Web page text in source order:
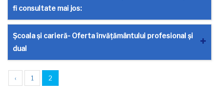
fi consultate mai jos:
Școala și carieră- Oferta învățământului profesional și
dual
‹ 1 2